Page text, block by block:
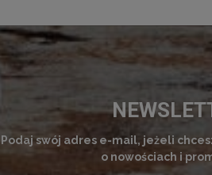
Podaj swój adres e-mail, jeżeli
o nowościach i